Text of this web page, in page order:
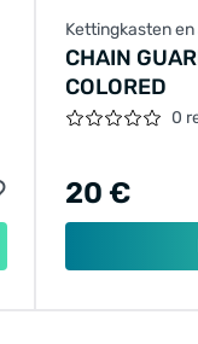
Kettingkasten
CHAIN
COLORED
0
20 €